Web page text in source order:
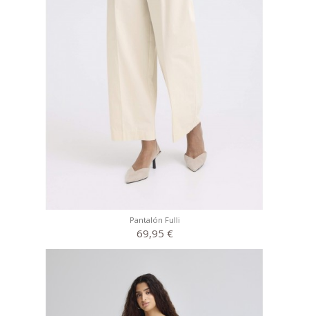
Pantalón Fulli
69,95 €